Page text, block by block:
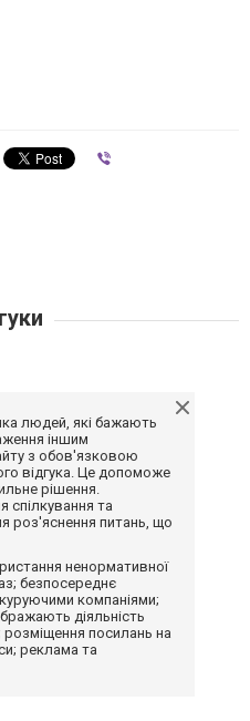
людей, які бажають
іншим
з обов'язковою
відгука. Це допоможе
рішення.
спілкування та
роз'яснення питань, що
ненормативної
безпосереднє
компаніями;
діяльність
розміщення посилань на
реклама та